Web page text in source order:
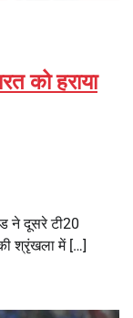
को हराया
ने दूसरे टी20
श्रृंखला में […]